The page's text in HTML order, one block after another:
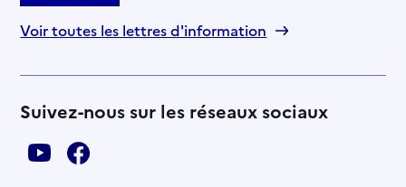
Voir toutes les lettres d'information
Suivez-nous sur les réseaux sociaux